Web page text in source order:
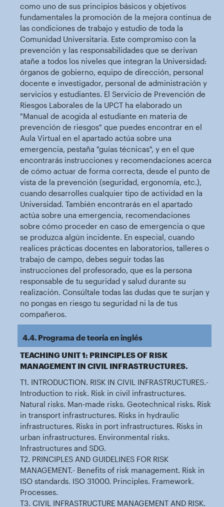
como uno de sus principios básicos y objetivos
fundamentales la promoción de la mejora continua de
las condiciones de trabajo y estudio de toda la
Comunidad Universitaria. Este compromiso con la
prevención y las responsabilidades que se derivan
atañe a todos los niveles que integran la Universidad:
órganos de gobierno, equipo de dirección, personal
docente e investigador, personal de administración y
servicios y estudiantes. El Servicio de Prevención de
Riesgos Laborales de la UPCT ha elaborado un
"Manual de acogida al estudiante en materia de
prevención de riesgos" que puedes encontrar en el
Aula Virtual en el apartado actúa sobre una
emergencia, pestaña "guías técnicas", y en el que
encontrarás instrucciones y recomendaciones acerca
de cómo actuar de forma correcta, desde el punto de
vista de la prevención (seguridad, ergonomía, etc.),
cuando desarrolles cualquier tipo de actividad en la
Universidad. También encontrarás en el apartado
actúa sobre una emergencia, recomendaciones
sobre cómo proceder en caso de emergencia o que
se produzca algún incidente. En especial, cuando
realices prácticas docentes en laboratorios, talleres o
trabajo de campo, debes seguir todas las
instrucciones del profesorado, que es la persona
responsable de tu seguridad y salud durante su
realización. Consúltale todas las dudas que te surjan y
no pongas en riesgo tu seguridad ni la de tus
compañeros.
4.4. Programa de teoría en inglés
TEACHING UNIT 1: PRINCIPLES OF RISK
MANAGEMENT IN CIVIL INFRASTRUCTURES.
T1. INTRODUCTION. RISK IN CIVIL INFRASTRUCTURES.-
Introduction to risk. Risk in civil infrastructures.
Natural risks. Man-made risks. Geotechnical risks. Risk
in transport infrastructures. Risks in hydraulic
infrastructures. Risks in port infrastructures. Risks in
urban infrastructures. Environmental risks.
Infrastructures and SDG.
T2. PRINCIPLES AND GUIDELINES FOR RISK
MANAGEMENT.- Benefits of risk management. Risk in
ISO standards. ISO 31000. Principles. Framework.
Processes.
T3. CIVIL INFRASTRUCTURE MANAGEMENT AND RISK.